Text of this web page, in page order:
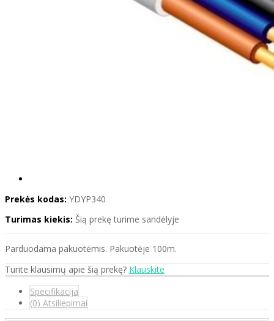
Prekės kodas: YDYP340
Turimas kiekis: Šią prekę turime sandėlyje
Parduodama pakuotėmis. Pakuotėje 100m.
Turite klausimų apie šią prekę? Klauskite
Specifikacija
(0) Atsiliepimai